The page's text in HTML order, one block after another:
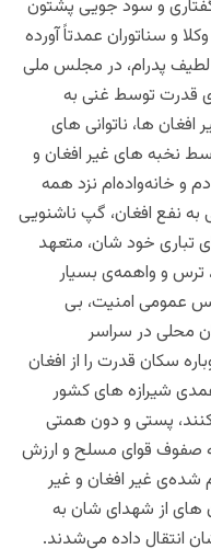
گفتاری و‌ سود جویی پشتون
و سناتوران عمدتاً آورده
لطیف پدرام، در مجلس ملی
قدرت توسط غنی به
افغان ها،‌ ناتوانی های
نخبه های غیر افغان و
و ‌خانه‌واده‌ام نزد همه
به نفع افغان، گپ ناشنویی
تباری خود شان، متعهد
و واهمه‌ی بسیار
عمومی امنیت، بی
محلی در سراسر
سکان قدرت را از افغان
شیرازه های کشور
پستی و دون همتی
صفوف قوای مسلح و ارزش
شده‌ی غیر افغان و غیر
های از شهدای شان به
انتقال داده می‌شدند.